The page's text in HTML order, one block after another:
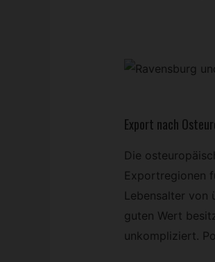
Export nach
Die
Exportregionen
Lebensalter von
guten Wert
unkompliziert.